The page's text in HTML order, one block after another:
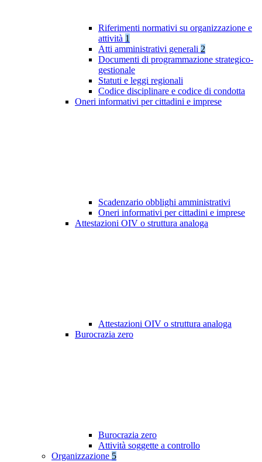
Riferimenti normativi su organizzazione e
attività 1
Atti amministrativi generali 2
Documenti di programmazione strategico-
gestionale
Statuti e leggi regionali
Codice disciplinare e codice di condotta
Oneri informativi per cittadini e imprese
Scadenzario obblighi amministrativi
Oneri informativi per cittadini e imprese
Attestazioni OIV o struttura analoga
Attestazioni OIV o struttura analoga
Burocrazia zero
Burocrazia zero
Attività soggette a controllo
Organizzazione 5